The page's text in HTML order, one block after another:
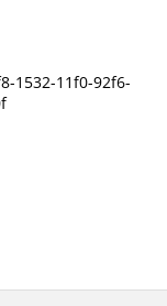
1532-11f0-92f6-